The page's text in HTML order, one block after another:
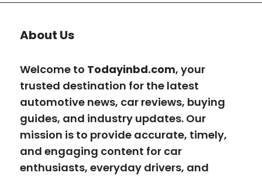
About Us
Welcome to Todayinbd.com, your
trusted destination for the latest
automotive news, car reviews, buying
guides, and industry updates. Our
mission is to provide accurate, timely,
and engaging content for car
enthusiasts, everyday drivers, and